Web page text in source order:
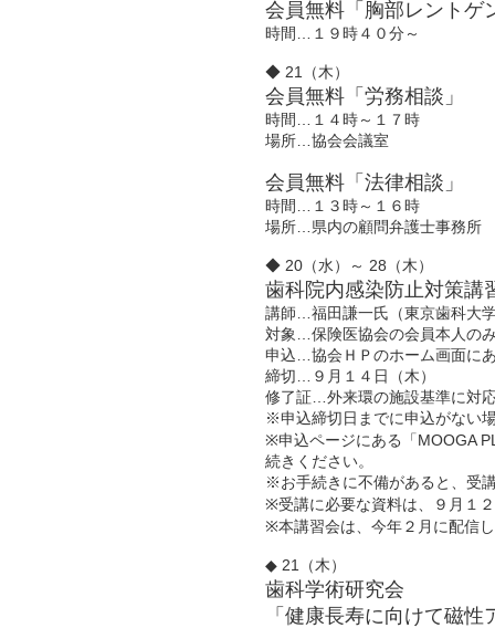
会員無料「胸部レントゲ
時間…１９時４０分～
◆ 21（木）
会員無料「労務相談」
時間…１４時～１７時
場所…協会会議室
会員無料「法律相談」
時間…１３時～１６時
場所…県内の顧問弁護士事務所
◆ 20（水）～ 28（木）
歯科院内感染防止対策講
講師…福田謙一氏（東京歯科大
対象…保険医協会の会員本人の
申込…協会ＨＰのホーム画面に
締切…９月１４日（木）
修了証…外来環の施設基準に対
※申込締切日までに申込がない
※申込ページにある「MOOGA
続きください。
※お手続きに不備があると、受
※受講に必要な資料は、９月１
※本講習会は、今年２月に配信
◆ 21（木）
歯科学術研究会
「健康長寿に向けて磁